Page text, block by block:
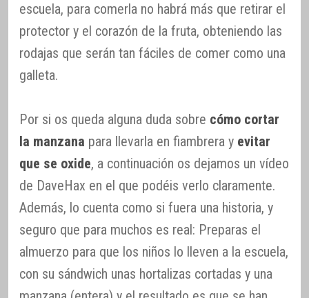
escuela, para comerla no habrá más que retirar el
protector y el corazón de la fruta, obteniendo las
rodajas que serán tan fáciles de comer como una
galleta.
Por si os queda alguna duda sobre cómo cortar
la manzana para llevarla en fiambrera y evitar
que se oxide, a continuación os dejamos un vídeo
de DaveHax en el que podéis verlo claramente.
Además, lo cuenta como si fuera una historia, y
seguro que para muchos es real: Preparas el
almuerzo para que los niños lo lleven a la escuela,
con su sándwich unas hortalizas cortadas y una